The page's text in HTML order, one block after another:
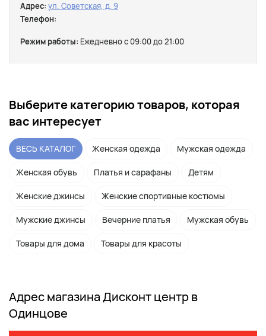
Адрес: ул. Советская, д. 9
Телефон:
Режим работы: Ежедневно с 09:00 до 21:00
Выберите категорию товаров, которая
вас интересует
ВЕСЬ КАТАЛОГ Женская одежда Мужская одежда
Женская обувь Платья и сарафаны Детям
Женские джинсы Женские спортивные костюмы
Мужские джинсы Вечерние платья Мужская обувь
Товары для дома Товары для красоты
Адрес магазина Дисконт центр в
Одинцове